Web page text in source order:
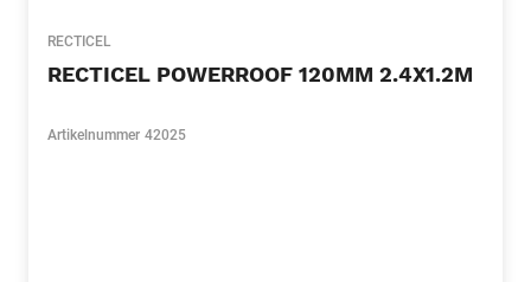
RECTICEL
RECTICEL POWERROOF 120MM 2.4X1.2M
Artikelnummer 42025